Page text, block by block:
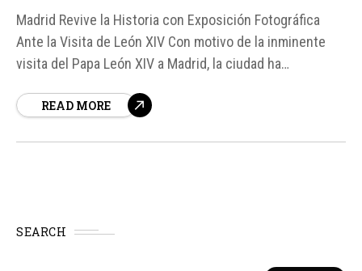
Madrid Revive la Historia con Exposición Fotográfica
Ante la Visita de León XIV Con motivo de la inminente
visita del Papa León XIV a Madrid, la ciudad ha
visitas papales a Madrid", que recuerda algunos de los
READ MORE
SEARCH